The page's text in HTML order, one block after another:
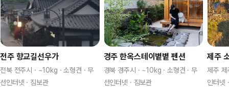
전주 향교길선우가
전북 전주시 · ~10kg · 소형견 · 무
선인터넷 · 짐보관
경주 한옥스테이볕볕 펜션
경북 경주시 · ~10kg · 소형견 · 무
선인터넷 · 짐보관
제주
제주 제
인터넷